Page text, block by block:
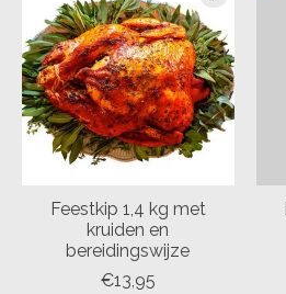
Feestkip 1,4 kg met
kruiden en
bereidingswijze
€13,95